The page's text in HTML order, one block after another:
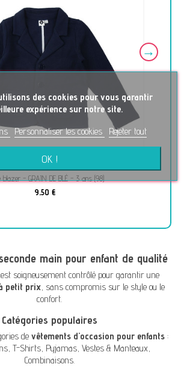
blazer - GRAIN DE BLÉ - 3 ans (98)
9,50 €
main pour enfant de qualité
soigneusement contrôlé pour garantir une
petit prix, sans compromis sur le style ou le
confort.
Catégories populaires
de vêtements d'occasion pour enfants:
, T-Shirts, Pyjamas, Vestes & Manteaux,
Combinaisons.
des cookies pour vous garantir
expérience sur notre site.
Personnaliser les cookies Rejeter tout
OK !